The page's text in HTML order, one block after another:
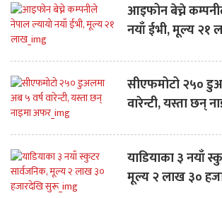
आइफोन बेच्ने
नयाँ ईभी, मूल्य २१
सीएफमोटो २५०
वारेन्टी, यस्ता छन्
याडियाका ३ नयाँ
मूल्य २ लाख ३०